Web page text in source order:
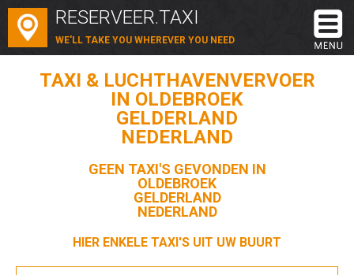
RESERVEER.TAXI
WE'LL TAKE YOU WHEREVER YOU NEED
TAXI & LUCHTHAVENVERVOER
IN OLDEBROEK
GELDERLAND
NEDERLAND
GEEN TAXI'S GEVONDEN IN
OLDEBROEK
GELDERLAND
NEDERLAND
HIER ENKELE TAXI'S UIT UW BUURT